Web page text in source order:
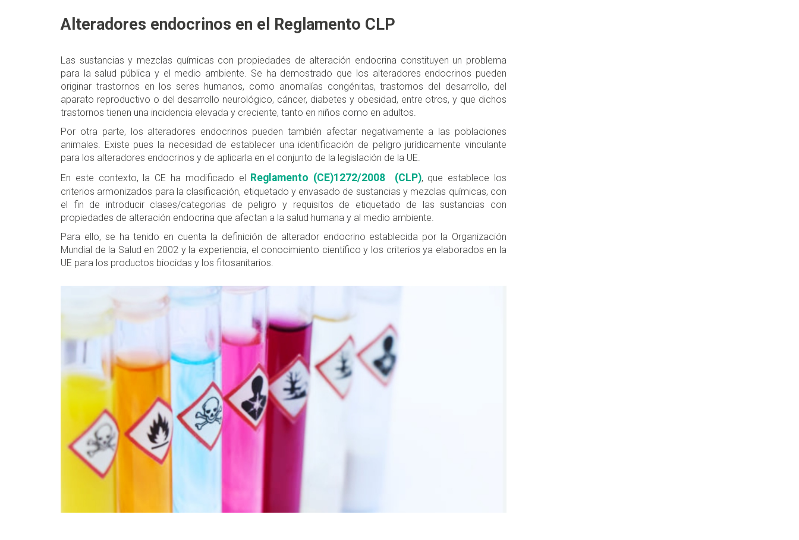
Alteradores endocrinos en el Reglamento CLP
Las sustancias y mezclas químicas con propiedades de alteración endocrina constituyen un problema
para la salud pública y el medio ambiente. Se ha demostrado que los alteradores endocrinos pueden
originar trastornos en los seres humanos, como anomalías congénitas, trastornos del desarrollo, del
aparato reproductivo o del desarrollo neurológico, cáncer, diabetes y obesidad, entre otros, y que dichos
trastornos tienen una incidencia elevada y creciente, tanto en niños como en adultos.
Por otra parte, los alteradores endocrinos pueden también afectar negativamente a las poblaciones
animales. Existe pues la necesidad de establecer una identificación de peligro jurídicamente vinculante
para los alteradores endocrinos y de aplicarla en el conjunto de la legislación de la UE.
En este contexto, la CE ha modificado el Reglamento (CE)1272/2008 (CLP), que establece los
criterios armonizados para la clasificación, etiquetado y envasado de sustancias y mezclas químicas, con
el fin de introducir clases/categorias de peligro y requisitos de etiquetado de las sustancias con
propiedades de alteración endocrina que afectan a la salud humana y al medio ambiente.
Para ello, se ha tenido en cuenta la definición de alterador endocrino establecida por la Organización
Mundial de la Salud en 2002 y la experiencia, el conocimiento científico y los criterios ya elaborados en la
UE para los productos biocidas y los fitosanitarios.